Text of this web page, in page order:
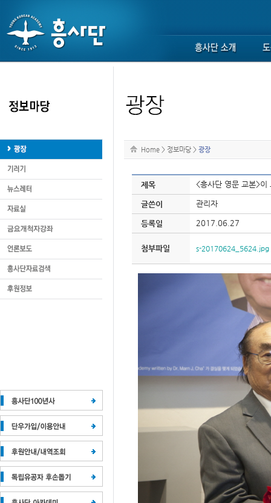
Home > 정보마당 > 광장
제목 <흥사단 영문 교본>이
글쓴이 관리자
등록일 2017.06.27
첨부파일 s-20170624_5624.jpg